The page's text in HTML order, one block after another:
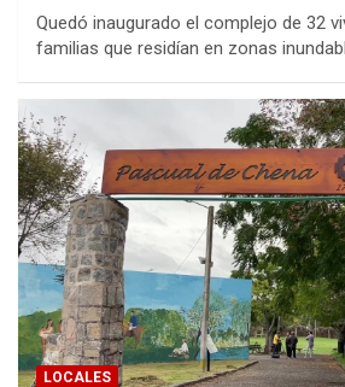
Quedó inaugurado el complejo de 32
familias que residían en zonas
LOCALES